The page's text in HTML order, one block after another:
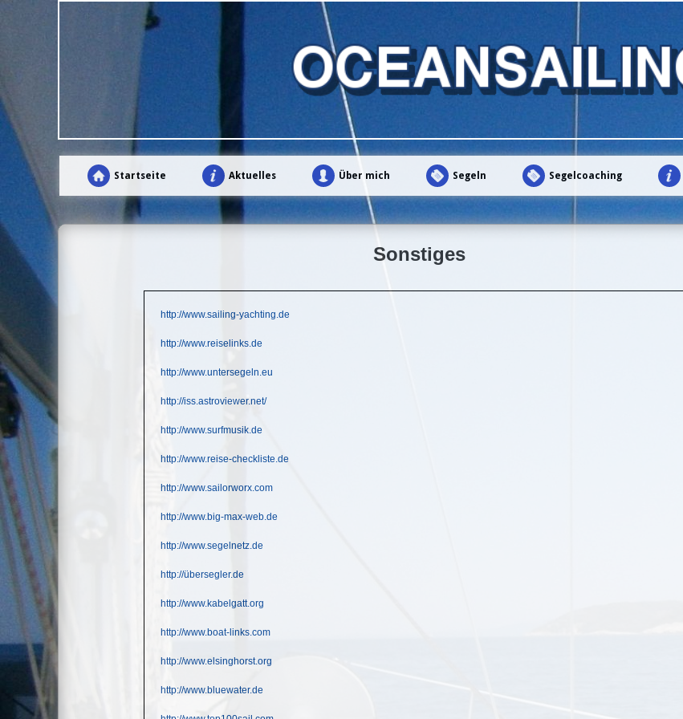
Startseite Aktuelles Über mich Segeln Segelcoaching
Sonstiges
http://www.sailing-yachting.de
http://www.reiselinks.de
http://www.untersegeln.eu
http://iss.astroviewer.net/
http://www.surfmusik.de
http://www.reise-checkliste.de
http://www.sailorworx.com
http://www.big-max-web.de
http://www.segelnetz.de
http://übersegler.de
http://www.kabelgatt.org
http://www.boat-links.com
http://www.elsinghorst.org
http://www.bluewater.de